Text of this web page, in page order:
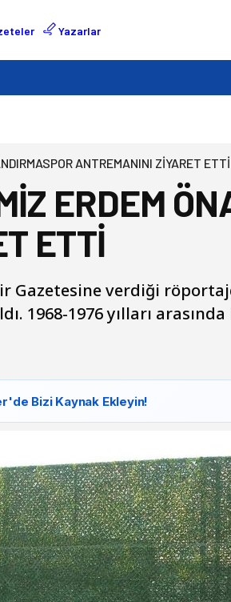
Yazarlar
ANTREMANINI ZİYARET ETTİ
ERDEM
ETTİ
Gazetesine verdiği
1968-1976 yılları
Bizi Kaynak Ekleyin!